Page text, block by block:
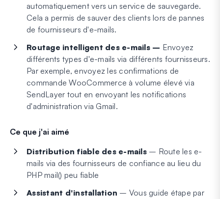
automatiquement vers un service de sauvegarde.
Cela a permis de sauver des clients lors de pannes
de fournisseurs d'e-mails.
Routage intelligent des e-mails – Envoyez
différents types d'e-mails via différents fournisseurs.
Par exemple, envoyez les confirmations de
commande WooCommerce à volume élevé via
SendLayer tout en envoyant les notifications
d'administration via Gmail.
Ce que j'ai aimé
Distribution fiable des e-mails– Route les e-
mails via des fournisseurs de confiance au lieu du
PHP mail() peu fiable
Assistant d'installation – Vous guide étape par